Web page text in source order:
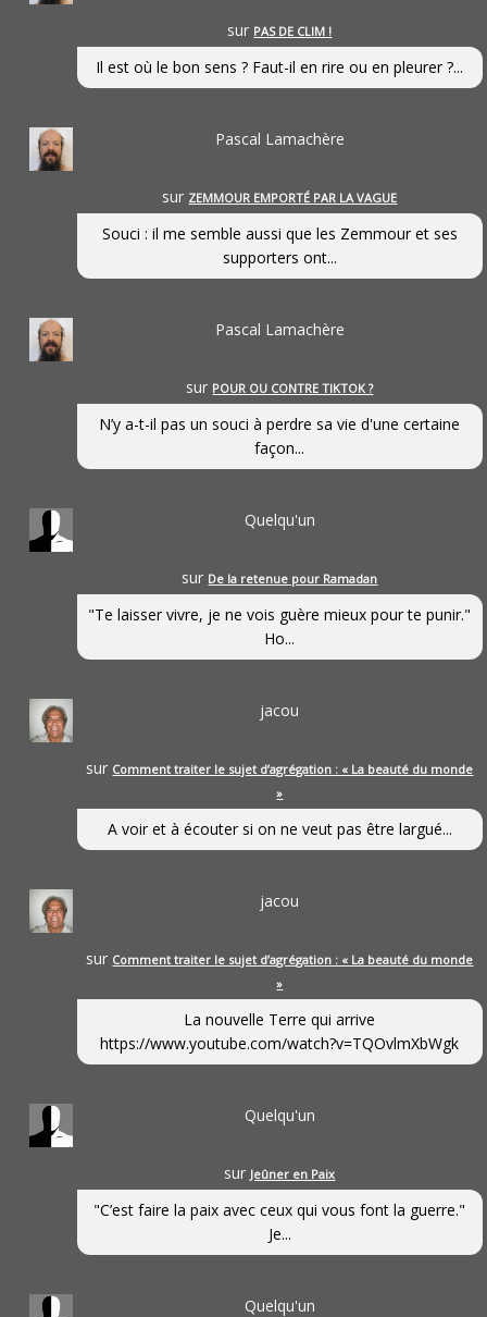
sur PAS DE CLIM !
Il est où le bon sens ? Faut-il en rire ou en pleurer ?...
Pascal Lamachère
sur ZEMMOUR EMPORTÉ PAR LA VAGUE
Souci : il me semble aussi que les Zemmour et ses
supporters ont...
Pascal Lamachère
sur POUR OU CONTRE TIKTOK ?
N’y a-t-il pas un souci à perdre sa vie d'une certaine
façon...
Quelqu'un
sur De la retenue pour Ramadan
"Te laisser vivre, je ne vois guère mieux pour te punir."
Ho...
jacou
sur Comment traiter le sujet d’agrégation : « La beauté du monde
»
A voir et à écouter si on ne veut pas être largué...
jacou
sur Comment traiter le sujet d’agrégation : « La beauté du monde
»
La nouvelle Terre qui arrive
https://www.youtube.com/watch?v=TQOvlmXbWgk
Quelqu'un
sur Jeûner en Paix
"C’est faire la paix avec ceux qui vous font la guerre."
Je...
Quelqu'un